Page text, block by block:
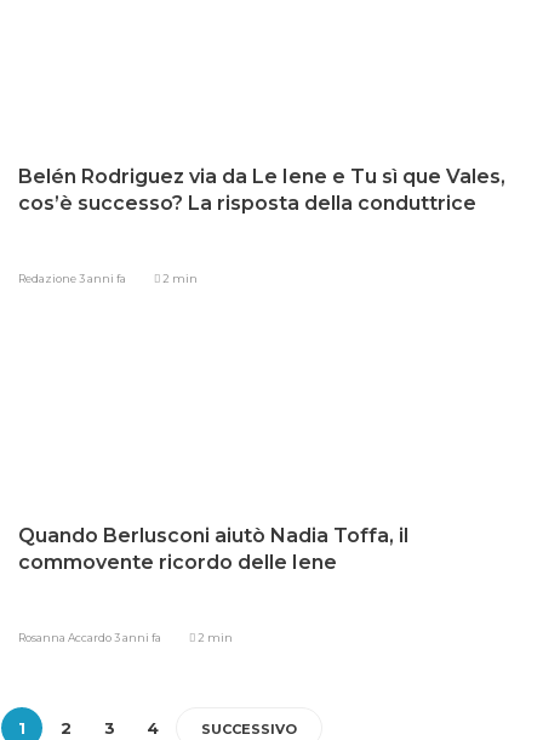
Belén Rodriguez via da Le Iene e Tu sì que Vales,
cos’è successo? La risposta della conduttrice
Redazione3 anni fa 2 min
Quando Berlusconi aiutò Nadia Toffa, il
commovente ricordo delle Iene
Rosanna Accardo3 anni fa 2 min
1 2 3 4 SUCCESSIVO